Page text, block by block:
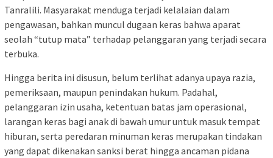
Tanralili. Masyarakat menduga terjadi kelalaian dalam
pengawasan, bahkan muncul dugaan keras bahwa aparat
seolah “tutup mata” terhadap pelanggaran yang terjadi secara
terbuka.
Hingga berita ini disusun, belum terlihat adanya upaya razia,
pemeriksaan, maupun penindakan hukum. Padahal,
pelanggaran izin usaha, ketentuan batas jam operasional,
larangan keras bagi anak di bawah umur untuk masuk tempat
hiburan, serta peredaran minuman keras merupakan tindakan
yang dapat dikenakan sanksi berat hingga ancaman pidana